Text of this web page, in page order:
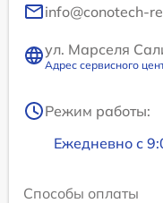
info@conotech-
ул. Марселя
Адрес сервисного
Режим работы:
Ежедневно с
Способы оплаты